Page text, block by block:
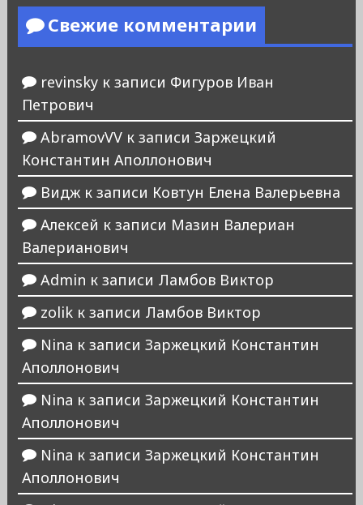
Свежие комментарии
revinskyк записи Фигуров Иван
Петрович
AbramovVVк записи Заржецкий
Константин Аполлонович
Виджк записи Ковтун Елена Валерьевна
Алексей к записи Мазин Валериан
Валерианович
Admin к записи Ламбов Виктор
zolikк записи Ламбов Виктор
Nina к записи Заржецкий Константин
Аполлонович
Nina к записи Заржецкий Константин
Аполлонович
Nina к записи Заржецкий Константин
Аполлонович